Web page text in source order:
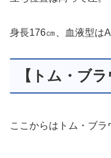
身長176㎝、血液型はA
【トム・ブ
ここからはトム・ブラ